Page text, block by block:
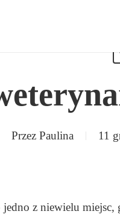
Przez Paulina 11
z niewielu miejsc,